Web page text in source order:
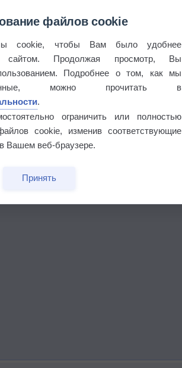
файлов cookie
cookie, чтобы Вам было удобнее
сайтом. Продолжая просмотр, Вы
Подробнее о том, как мы
можно прочитать в
.
ограничить или полностью
cookie, изменив соответствующие
Вашем веб-браузере.
Принять